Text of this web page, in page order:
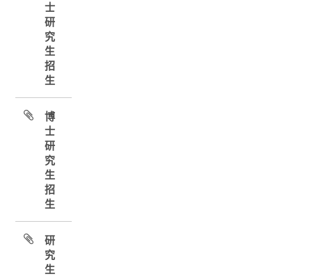
士
研
究
生
招
生
博
士
研
究
生
招
生
研
究
生